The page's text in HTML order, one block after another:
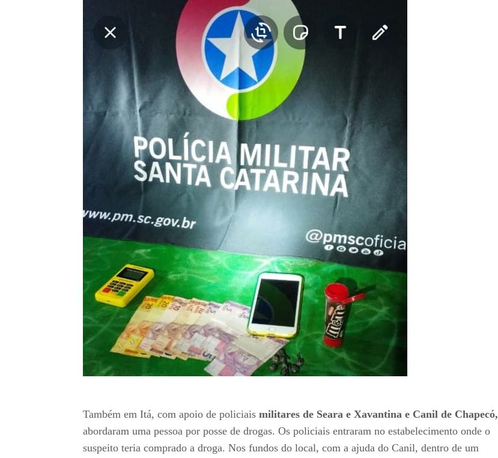
Também em Itá, com apoio de policiais militares de Seara e Xavantina e Canil de Chapecó,
abordaram uma pessoa por posse de drogas. Os policiais entraram no estabelecimento onde o
suspeito teria comprado a droga. Nos fundos do local, com a ajuda do Canil, dentro de um